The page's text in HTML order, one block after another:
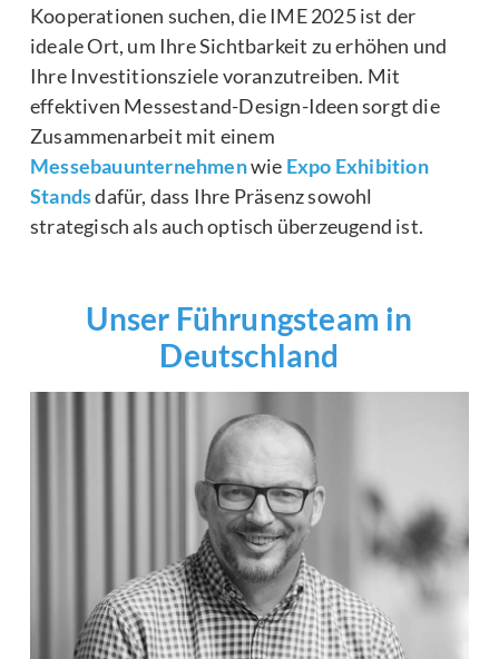
Kooperationen suchen, die IME 2025 ist der
ideale Ort, um Ihre Sichtbarkeit zu erhöhen und
Ihre Investitionsziele voranzutreiben. Mit
effektiven Messestand-Design-Ideen sorgt die
Zusammenarbeit mit einem
Messebauunternehmenwie Expo Exhibition
Standsdafür, dass Ihre Präsenz sowohl
strategisch als auch optisch überzeugend ist.
Unser Führungsteam in
Deutschland